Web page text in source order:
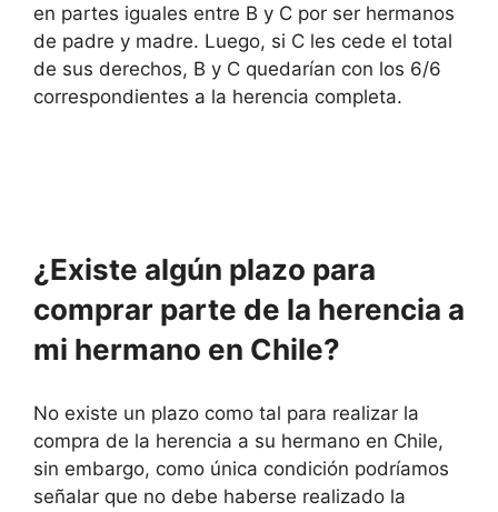
en partes iguales entre B y C por ser hermanos
de padre y madre. Luego, si C les cede el total
de sus derechos, B y C quedarían con los 6/6
correspondientes a la herencia completa.
¿Existe algún plazo para
comprar parte de la herencia a
mi hermano en Chile?
No existe un plazo como tal para realizar la
compra de la herencia a su hermano en Chile,
sin embargo, como única condición podríamos
señalar que no debe haberse realizado la